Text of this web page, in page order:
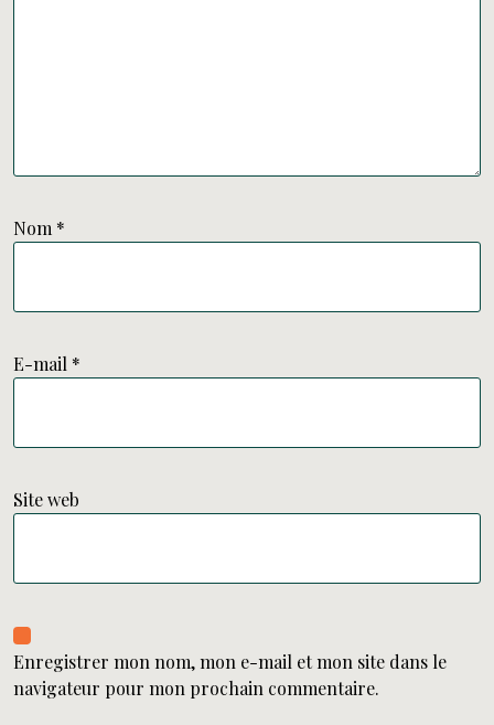
Nom *
E-mail *
Site web
Enregistrer mon nom, mon e-mail et mon site dans le
navigateur pour mon prochain commentaire.